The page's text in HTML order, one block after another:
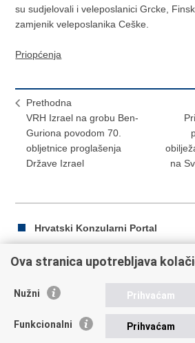
su sudjelovali i veleposlanici Grcke,
zamjenik veleposlanika Ceške.
Priopćenja
Prethodna
VRH Izrael na grobu Ben-
Guriona povodom 70.
obljetnice proglašenja
Države Izrael
na
Hrvatski Konzularni Portal
Ispiši
Podijeli
Facebooku
Twitteru
Republika Hrvatska
Ova stranica upotrebljava
Nužni Prihvaćam
Funkcionalni Prihvaćam